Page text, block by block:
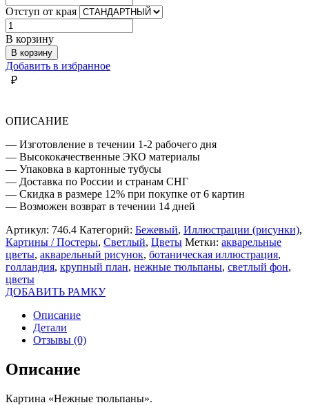
Отступ от края
Количество
товара
НЕЖНЫЕ
ТЮЛЬПАНЫ
В корзину
В корзину
Добавить в избранное
₽
ОПИСАНИЕ
— Изготовление в течении 1-2 рабочего дня
— Высококачественные ЭКО материалы
— Упаковка в картонные тубусы
— Доставка по России и странам СНГ
— Скидка в размере 12% при покупке от 6 картин
— Возможен возврат в течении 14 дней
Артикул: 746.4 Категорий: Бежевый, Иллюстрации (рисунки),
Картины / Постеры, Светлый, Цветы Метки: акварельные
цветы, акварельный рисунок, ботаническая иллюстрация,
голландия, крупный план, нежные тюльпаны, светлый фон,
цветы
ДОБАВИТЬ РАМКУ
Описание
Детали
Отзывы (0)
Описание
Картина «Нежные тюльпаны».